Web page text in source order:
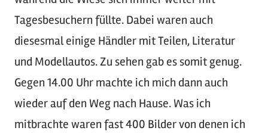
Tagesbesuchern füllte. Dabei waren auch
diesesmal einige Händler mit Teilen, Literatur
und Modellautos. Zu sehen gab es somit genug.
Gegen 14.00 Uhr machte ich mich dann auch
wieder auf den Weg nach Hause. Was ich
mitbrachte waren fast 400 Bilder von denen ich